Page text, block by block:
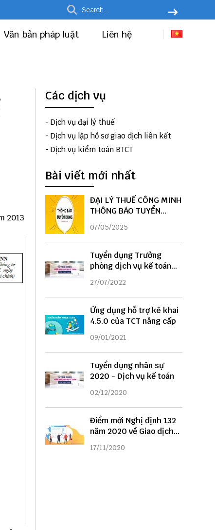
Văn bản pháp luật Liên hệ
2013
Các dịch vụ
- Dịch vụ đại lý thuế
- Dịch vụ lập hồ sơ giao dịch liên kết
- Dịch vụ kiểm toán BTCT
Bài viết mới nhất
ĐẠI LÝ THUẾ CÔNG MINH
THÔNG BÁO TUYỂN
DỤNG
07/05/2025
Tuyển dụng Trưởng
phòng dịch vụ kế toán
năm 2022
27/07/2022
Ứng dụng hỗ trợ kê khai
4.5.0 của TCT nâng cấp
09/01/2021
Tuyển dụng nhân sự
2020 - Dịch vụ kế toán
02/12/2020
Điểm mới Nghị định 132
năm 2020 về Giao dịch
liên kết
17/11/2020